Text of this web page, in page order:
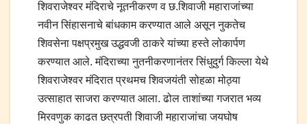
शिवराजेश्वर मंदिराचे नूतनीकरण व छ.शिवाजी महाराजांच्या
नवीन सिंहासनाचे बांधकाम करण्यात आले असून नुकतेच
शिवसेना पक्षप्रमुख उद्धवजी ठाकरे यांच्या हस्ते लोकार्पण
करण्यात आले. मंदिराच्या नुतनीकरणानंतर सिंधुदुर्ग किल्ला येथे
शिवराजेश्वर मंदिरात प्रथमच शिवजयंती सोहळा मोठ्या
उत्साहात साजरा करण्यात आला. ढोल ताशांच्या गजरात भव्य
मिरवणुक काढत छत्रपती शिवाजी महाराजांचा जयघोष